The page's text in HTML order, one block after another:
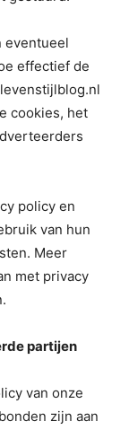
eventueel
effectief de
cookies, het
policy en
van hun
Meer
met privacy
partijen
van onze
zijn aan